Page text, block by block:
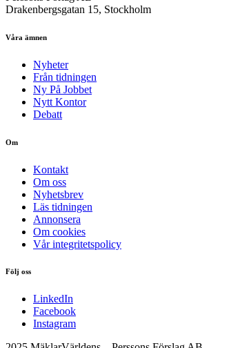
Drakenbergsgatan 15, Stockholm
Våra ämnen
Nyheter
Från tidningen
Ny På Jobbet
Nytt Kontor
Debatt
Om
Kontakt
Om oss
Nyhetsbrev
Läs tidningen
Annonsera
Om cookies
Vår integritetspolicy
Följ oss
LinkedIn
Facebook
Instagram